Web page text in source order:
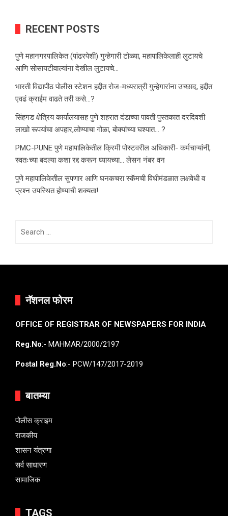
RECENT POSTS
पुणे महानगरपालिकेत (पांढरपेशी) गुन्हेगारी टोळ्या, महापालिकेलाही लुटायचे
आणि सोसायटीवाल्यांना देखील लुटायचे…
भारती विद्यापीठ पोलीस स्टेशन हद्दीत रोज-मध्यरात्री गुन्हेगारांना उच्छाद, हद्दीत
एवढं क्राईम वाढते तरी कसे…?
सिंहगड क्षेत्रिय कार्यालयासह पुणे शहरात दंडाच्या पावती पुस्तकात दरदिवशी
लाखो रूपयांचा अपहार,लोण्याचा गोळा, बोक्यांच्या घश्यात… ?
PMC-PUNE पुणे महापालिकेतील क्रिमी पोस्टवरील अधिकारी- कर्मचाऱ्यांनी,
स्वतःच्या बदल्या कशा रद्द करून घ्यायच्या… लेसन नंबर वन
पुणे महापालिकेतील सुपणार आणि घनकचरा स्कॅमची विधीमंडळात लक्षवेधी व
प्रश्न उपस्थित होण्याची शक्यता!
नॅशनल फोरम
OFFICE OF REGISTRAR OF NEWSPAPERS FOR INDIA
Reg.No:- MAHMAR/2000/2197
Postal Reg.No:- PCW/147/2017-2019
बातम्या
पोलीस क्राइम
राजकीय
शासन यंत्रणा
सर्व साधारण
सामाजिक
TAGS